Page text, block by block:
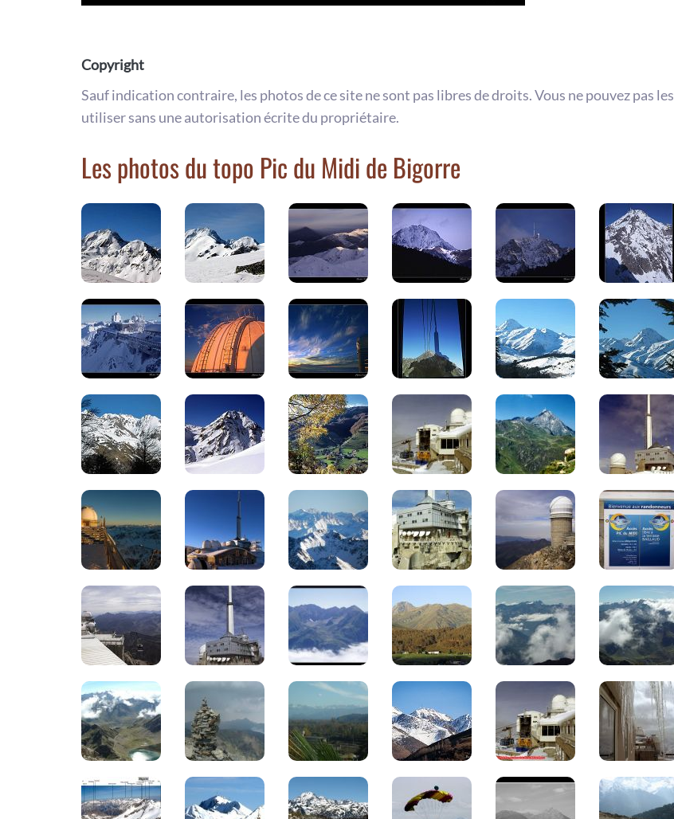
Copyright
Sauf indication contraire, les photos de ce site ne sont pas libres de droits. Vous ne pouvez pas les
utiliser sans une autorisation écrite du propriétaire.
Les photos du topo Pic du Midi de Bigorre